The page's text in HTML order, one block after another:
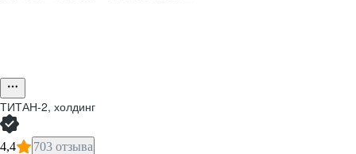
ТИТАН-2, холдинг
4,4 703 отзыва